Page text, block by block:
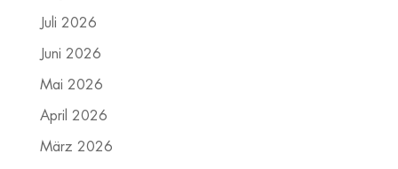
Juli 2026
Juni 2026
Mai 2026
April 2026
März 2026